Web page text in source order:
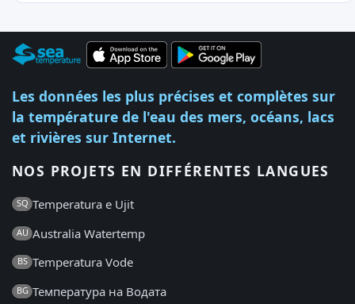
Les données les plus précises et complètes sur
la température de l'eau des mers, océans, lacs
et rivières sur Internet.
NOS PROJETS EN DIFFÉRENTES LANGUES
SQ Temperatura e Ujit
AU Australia Watertemp
BS Temperatura Vode
BG Температура на Водата